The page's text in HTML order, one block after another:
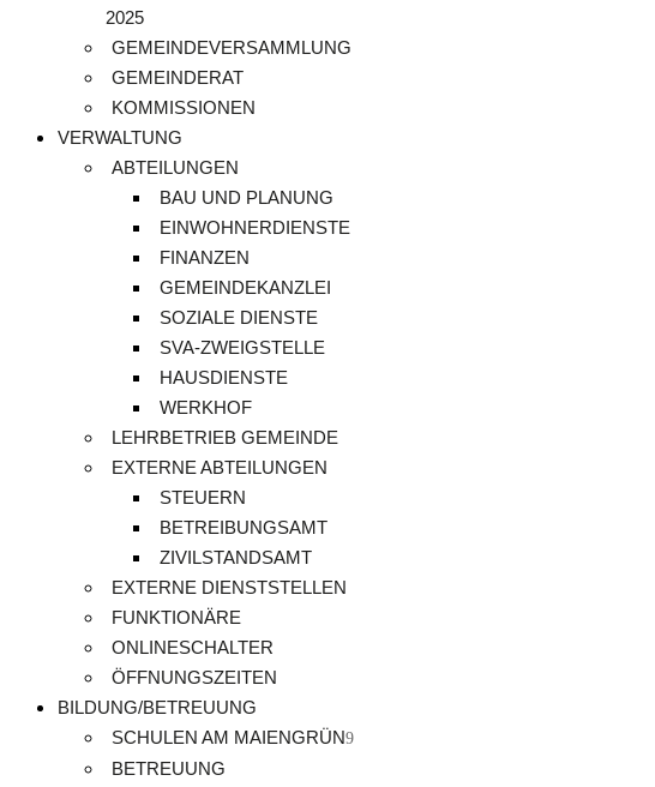
2025
GEMEINDEVERSAMMLUNG
GEMEINDERAT
KOMMISSIONEN
VERWALTUNG
ABTEILUNGEN
BAU UND PLANUNG
EINWOHNERDIENSTE
FINANZEN
GEMEINDEKANZLEI
SOZIALE DIENSTE
SVA-ZWEIGSTELLE
HAUSDIENSTE
WERKHOF
LEHRBETRIEB GEMEINDE
EXTERNE ABTEILUNGEN
STEUERN
BETREIBUNGSAMT
ZIVILSTANDSAMT
EXTERNE DIENSTSTELLEN
FUNKTIONÄRE
ONLINESCHALTER
ÖFFNUNGSZEITEN
BILDUNG/BETREUUNG
SCHULEN AM MAIENGRÜN
BETREUUNG